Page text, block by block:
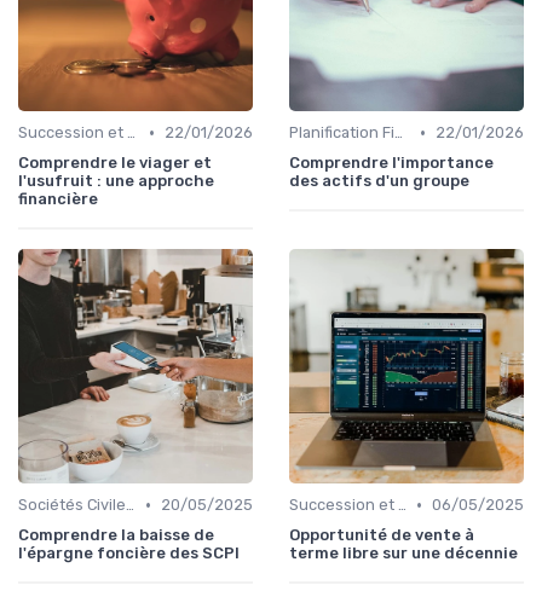
Succession et Transmission de Patrimoine •
22/01/2026
Comprendre le viager et
l'usufruit : une approche
financière
Planification Financière Personnelle •
22/01/2026
Comprendre l'importance
des actifs d'un groupe
Sociétés Civiles de Placement Immobilier (SCPI) •
20/05/2025
Comprendre la baisse de
l'épargne foncière des SCPI
Succession et Transmission de Patrimoine • 06/05/2025
Opportunité de vente à
terme libre sur une décennie